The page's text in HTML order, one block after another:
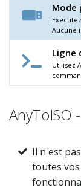
AnyToISO
Il n'est
toutes
Mode
Aucune
Ligne
Utilisez